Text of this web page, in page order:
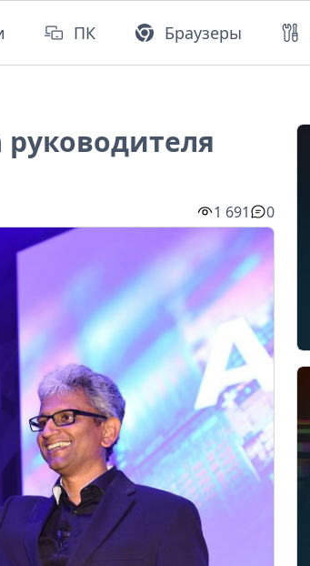
ПК Браузеры
1 691 0